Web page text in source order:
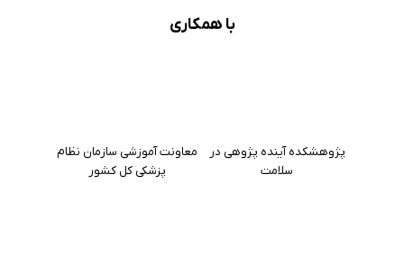
با همکاری
پژوهشکده آینده پژوهی در
سلامت
معاونت آموزشی سازمان نظام
پزشکی کل کشور